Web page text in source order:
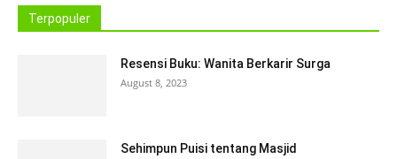
Terpopuler
Resensi Buku: Wanita Berkarir Surga
August 8, 2023
Sehimpun Puisi tentang Masjid